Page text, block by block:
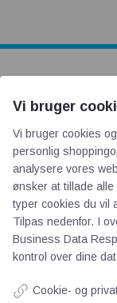
AOT
Om os
Kontakt
Persondata
Videncentre
Teknologisk
Vi bruger
Vi bruger cookies
personlig
analysere vores
ønsker at tillade
typer cookies du vil
Tilpas nedenfor. I
Business Data
kontrol over dine
Cookie- og